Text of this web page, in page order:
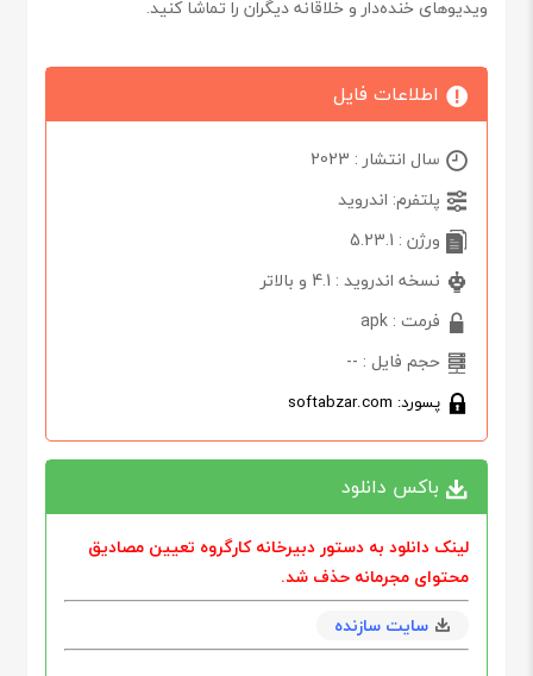
ویدیوهای خنده‌دار و خلاقانه دیگران را تماشا کنید.
اطلاعات فایل
سال انتشار : 2023
پلتفرم: اندروید
ورژن : 5.23.1
نسخه اندروید : 4.1 و بالاتر
فرمت : apk
حجم فایل : --
پسورد: softabzar.com
باکس دانلود
لینک دانلود به دستور دبيرخانه كارگروه تعيين مصاديق
محتوای مجرمانه حذف شد.
سایت سازنده